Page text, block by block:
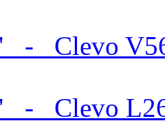
- Clevo
- Clevo